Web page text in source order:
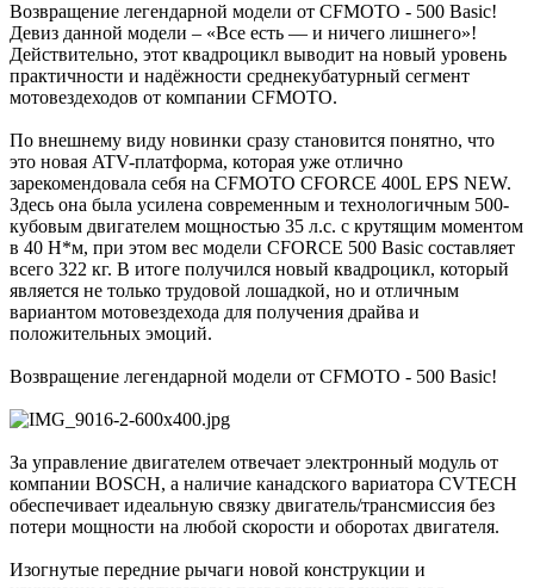
Возвращение легендарной модели от CFMOTO - 500 Basic!
Девиз данной модели – «Все есть — и ничего лишнего»!
Действительно, этот квадроцикл выводит на новый уровень
практичности и надёжности среднекубатурный сегмент
мотовездеходов от компании CFMOTO.
По внешнему виду новинки сразу становится понятно, что
это новая ATV-платформа, которая уже отлично
зарекомендовала себя на CFMOTO CFORCE 400L EPS NEW.
Здесь она была усилена современным и технологичным 500-
кубовым двигателем мощностью 35 л.с. с крутящим моментом
в 40 Н*м, при этом вес модели CFORCE 500 Basic составляет
всего 322 кг. В итоге получился новый квадроцикл, который
является не только трудовой лошадкой, но и отличным
вариантом мотовездехода для получения драйва и
положительных эмоций.
Возвращение легендарной модели от CFMOTO - 500 Basic!
За управление двигателем отвечает электронный модуль от
компании BOSCH, а наличие канадского вариатора CVTECH
обеспечивает идеальную связку двигатель/трансмиссия без
потери мощности на любой скорости и оборотах двигателя.
Изогнутые передние рычаги новой конструкции и